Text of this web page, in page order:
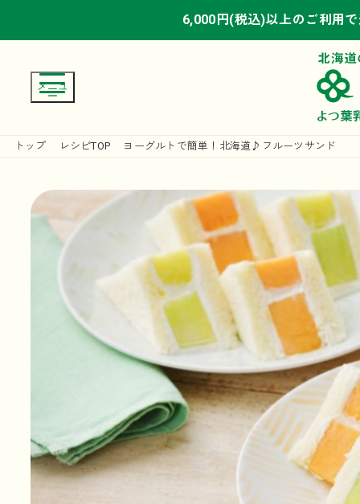
6,000円(税込)以上のご利用
6,000円(税込)以上のご利用
6,000円(税込)以上のご利用
トップ レシピTOP ヨーグルトで簡単！北海道♪フルーツサンド